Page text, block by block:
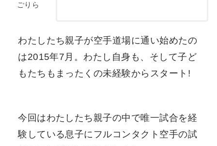
ごりら
わたしたち親子が空手道場に通い始めたの
は2015年7月。わたし自身も、そして子ど
もたちもまったくの未経験からスタート!
今回はわたしたち親子の中で唯一試合を経
験している息子にフルコンタクト空手の試